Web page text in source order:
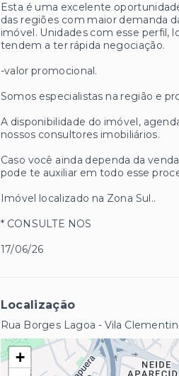
Esta é uma excelente
das regiões com maior demanda
imóvel. Unidades com esse perfil,
tendem a ter rápida negociação.
-valor promocional.
Somos especialistas na região e
A disponibilidade do imóvel,
nossos consultores imobiliários.
Caso você ainda dependa da
pode te auxiliar em todo esse
Imóvel localizado na Zona Sul..
* CONSULTE NOS
17/06/26
Localização
Rua Borges Lagoa - Vila
+